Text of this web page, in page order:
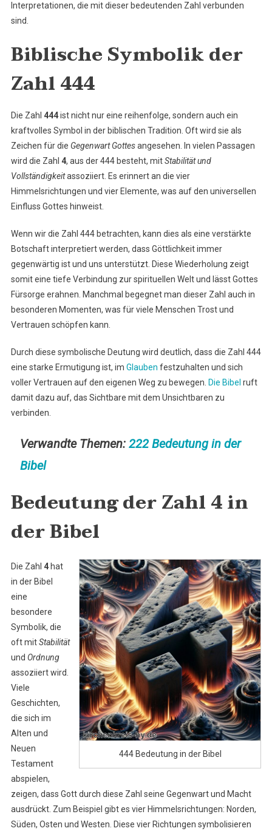
Interpretationen, die mit dieser bedeutenden Zahl verbunden
sind.
Biblische Symbolik der
Zahl 444
Die Zahl 444ist nicht nur eine reihenfolge, sondern auch ein
kraftvolles Symbol in der biblischen Tradition. Oft wird sie als
Zeichen für die Gegenwart Gottesangesehen. In vielen Passagen
wird die Zahl 4, aus der 444 besteht, mitStabilität und
Vollständigkeitassoziiert. Es erinnert an die vier
Himmelsrichtungen und vier Elemente, was auf den universellen
Einfluss Gottes hinweist.
Wenn wir die Zahl 444 betrachten, kann dies als eine verstärkte
Botschaft interpretiert werden, dass Göttlichkeit immer
gegenwärtig ist und uns unterstützt. Diese Wiederholung zeigt
somit eine tiefe Verbindung zur spirituellen Welt und lässt Gottes
Fürsorge erahnen. Manchmal begegnet man dieser Zahl auch in
besonderen Momenten, was für viele Menschen Trost und
Vertrauen schöpfen kann.
Durch diese symbolische Deutung wird deutlich, dass die Zahl 444
eine starke Ermutigung ist, im Glauben festzuhalten und sich
voller Vertrauen auf den eigenen Weg zu bewegen. Die Bibel ruft
damit dazu auf, das Sichtbare mit dem Unsichtbaren zu
verbinden.
Verwandte Themen: 222 Bedeutung in der
Bibel
Bedeutung der Zahl 4 in
der Bibel
444 Bedeutung in der Bibel
Die Zahl 4hat
in der Bibel
eine
besondere
Symbolik, die
oft mitStabilität
und Ordnung
assoziiert wird.
Viele
Geschichten,
die sich im
Alten und
Neuen
Testament
abspielen,
zeigen, dass Gott durch diese Zahl seine Gegenwart und Macht
ausdrückt. Zum Beispiel gibt es vier Himmelsrichtungen: Norden,
Süden, Osten und Westen. Diese vier Richtungen symbolisieren